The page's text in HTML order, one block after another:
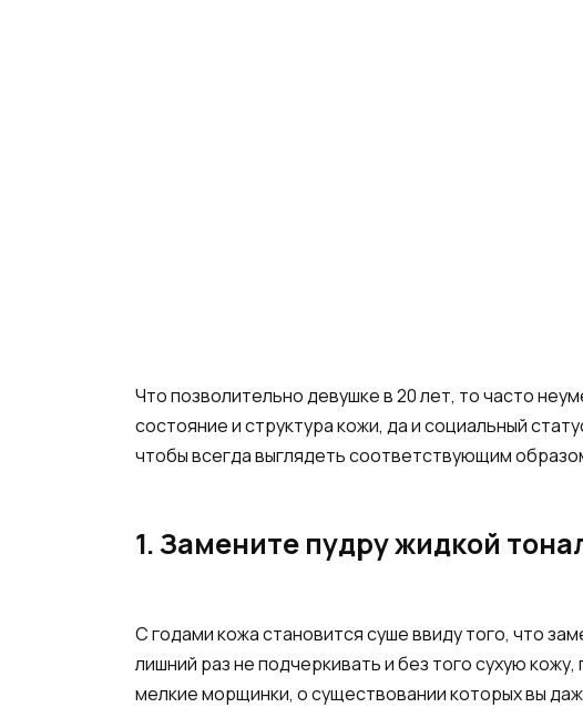
Что позволительно девушке в 20 лет, то часто
состояние и структура кожи, да и социальный
чтобы всегда выглядеть соответствующим
1. Замените пудру жидкой
С годами кожа становится суше ввиду того, что
лишний раз не подчеркивать и без того сухую
мелкие морщинки, о существовании которых вы